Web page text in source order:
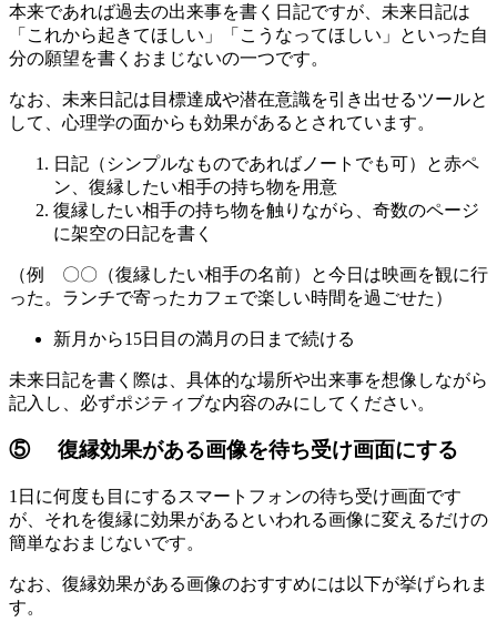
本来であれば過去の出来事を書く日記ですが、未来日記は
「これから起きてほしい」「こうなってほしい」といった自
分の願望を書くおまじないの一つです。
なお、未来日記は目標達成や潜在意識を引き出せるツールと
して、心理学の面からも効果があるとされています。
日記（シンプルなものであればノートでも可）と赤ペ
ン、復縁したい相手の持ち物を用意
復縁したい相手の持ち物を触りながら、奇数のページ
に架空の日記を書く
（例 〇〇（復縁したい相手の名前）と今日は映画を観に行
った。ランチで寄ったカフェで楽しい時間を過ごせた）
新月から15日目の満月の日まで続ける
未来日記を書く際は、具体的な場所や出来事を想像しながら
記入し、必ずポジティブな内容のみにしてください。
⑤ 復縁効果がある画像を待ち受け画面にする
1日に何度も目にするスマートフォンの待ち受け画面です
が、それを復縁に効果があるといわれる画像に変えるだけの
簡単なおまじないです。
なお、復縁効果がある画像のおすすめには以下が挙げられま
す。